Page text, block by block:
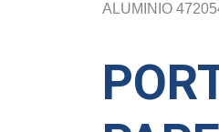
ALUMINIO